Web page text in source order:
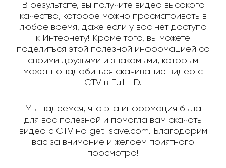
В результате, вы получите видео высокого
качества, которое можно просматривать в
любое время, даже если у вас нет доступа
к Интернету! Кроме того, вы можете
поделиться этой полезной информацией со
своими друзьями и знакомыми, которым
может понадобиться скачивание видео с
CTV в Full HD.
Мы надеемся, что эта информация была
для вас полезной и помогла вам скачать
видео с CTV на get-save.com. Благодарим
вас за внимание и желаем приятного
просмотра!